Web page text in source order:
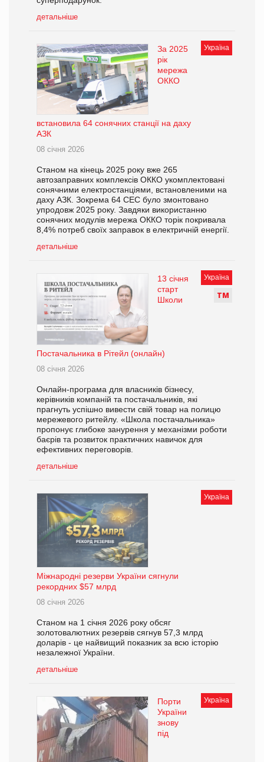
детальніше
Україна
За 2025
рік
мережа
ОККО
встановила 64 сонячних станції на даху
АЗК
08 січня 2026
Станом на кінець 2025 року вже 265
автозаправних комплексів ОККО укомплектовані
сонячними електростанціями, встановленими на
даху АЗК. Зокрема 64 СЕС було змонтовано
упродовж 2025 року. Завдяки використанню
сонячних модулів мережа ОККО торік покривала
8,4% потреб своїх заправок в електричній енергії.
детальніше
Україна
ТМ
13 січня
старт
Школи
Постачальника в Рітейл (онлайн)
08 січня 2026
Онлайн-програма для власників бізнесу,
керівників компаній та постачальників, які
прагнуть успішно вивести свій товар на полицю
мережевого ритейлу. «Школа постачальника»
пропонує глибоке занурення у механізми роботи
баєрів та розвиток практичних навичок для
ефективних переговорів.
детальніше
Україна
Міжнародні резерви України сягнули
рекордних $57 млрд
08 січня 2026
Станом на 1 січня 2026 року обсяг
золотовалютних резервів сягнув 57,3 млрд
доларів - це найвищий показник за всю історію
незалежної України.
детальніше
Україна
Порти
України
знову
під